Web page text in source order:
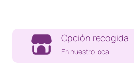
Opción recogida
En nuestro local